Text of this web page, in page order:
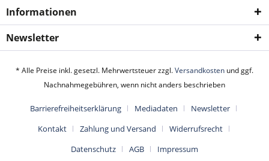
Informationen
Newsletter
* Alle Preise inkl. gesetzl. Mehrwertsteuer zzgl.Versandkosten und ggf.
Nachnahmegebühren, wenn nicht anders beschrieben
Barrierefreiheitserklärung Mediadaten
Newsletter
Kontakt
Zahlung und Versand
Widerrufsrecht
Datenschutz
AGB
Impressum